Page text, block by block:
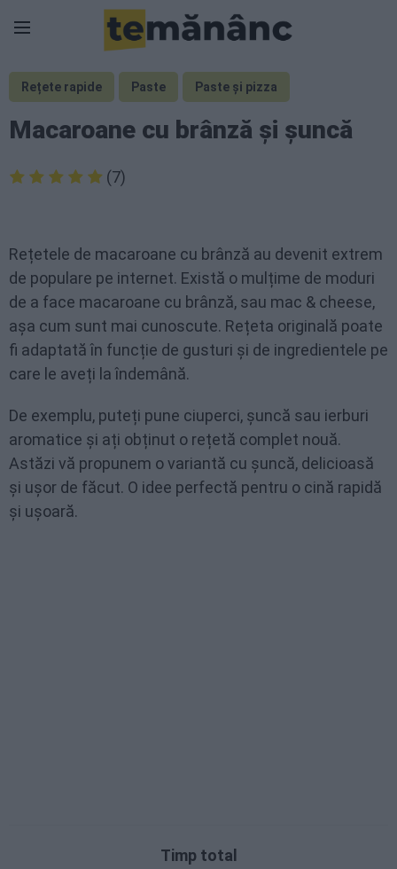
Rețete rapide Paste Paste și pizza
Macaroane cu brânză și șuncă
(7)
Rețetele de macaroane cu brânză au devenit extrem
de populare pe internet. Există o mulțime de moduri
de a face macaroane cu brânză, sau mac & cheese,
așa cum sunt mai cunoscute. Rețeta originală poate
fi adaptată în funcție de gusturi și de ingredientele pe
care le aveți la îndemână.
De exemplu, puteți pune ciuperci, șuncă sau ierburi
aromatice și ați obținut o rețetă complet nouă.
Astăzi vă propunem o variantă cu șuncă, delicioasă
și ușor de făcut. O idee perfectă pentru o cină rapidă
și ușoară.
Timp total